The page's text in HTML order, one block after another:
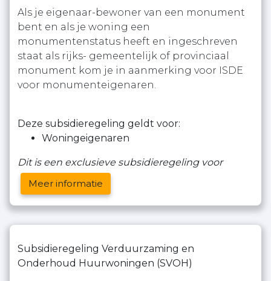
Als je eigenaar-bewoner van een monument
bent en als je woning een
monumentenstatus heeft en ingeschreven
staat als rijks- gemeentelijk of provinciaal
monument kom je in aanmerking voor ISDE
voor monumenteigenaren.
Deze subsidieregeling geldt voor:
Woningeigenaren
Dit is een exclusieve subsidieregeling voor
Meer informatie
Subsidieregeling Verduurzaming en
Onderhoud Huurwoningen (SVOH)